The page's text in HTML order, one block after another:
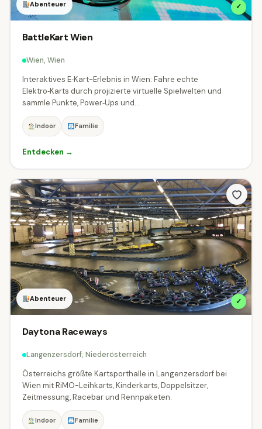
Alle Regionen Burgenland 759 Kärnten 3170
Salzburg 5183 Steiermark 3977
Vorarlberg 4623 Wien
DEUTSCHLAND
SCHWEIZ
Appenzell Ausserrhoden 4
Appenzell Innerrhoden 2 Graubünden 38
St. Gallen 11 Thurgau 7 Zürich 1
🏷 Thema
Aussichtspunkte & Panoramen
Bahnen & Schifffahrt 30
Burgen, Schlösser & Stifte
Abenteuer ✓
BattleKart Wien
Wien, Wien
Interaktives E‑Kart-Erlebnis in Wien: Fahre echte
Elektro‑Karts durch projizierte virtuelle Spielwelten und
sammle Punkte, Power‑Ups und...
Indoor Familie
Entdecken →
Abenteuer ✓
Daytona Raceways
Langenzersdorf, Niederösterreich
Österreichs größte Kartsporthalle in Langenzersdorf bei
Wien mit RiMO-Leihkarts, Kinderkarts, Doppelsitzer,
Zeitmessung, Racebar und Rennpaketen.
Indoor Familie